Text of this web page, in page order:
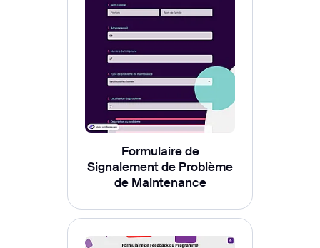
Formulaire de
Signalement de Problème
de Maintenance